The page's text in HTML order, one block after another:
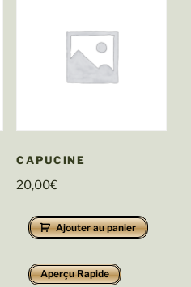
CAPUCINE
20,00€
Ajouter au panier
Aperçu Rapide